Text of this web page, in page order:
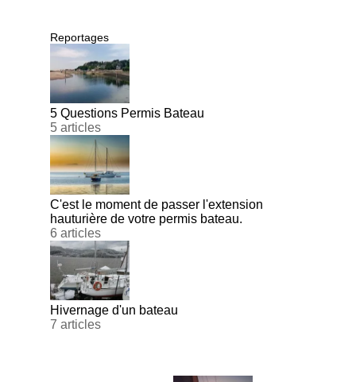
Reportages
5 Questions Permis Bateau
5 articles
C'est le moment de passer l'extension
hauturière de votre permis bateau.
6 articles
Hivernage d'un bateau
7 articles